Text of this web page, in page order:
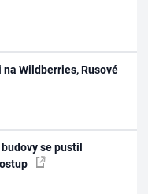
Wildberries, Rusové
se pustil